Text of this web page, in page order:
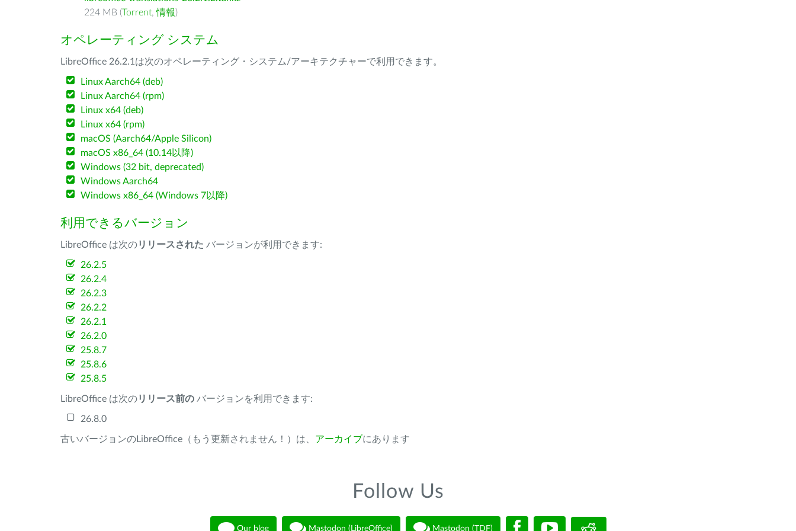
224 MB (Torrent,情報)
オペレーティング システム
LibreOffice 26.2.1は次のオペレーティング・システム/アーキテクチャーで利用できます。
Linux Aarch64 (deb)
Linux Aarch64 (rpm)
Linux x64 (deb)
Linux x64 (rpm)
macOS (Aarch64/Apple Silicon)
macOS x86_64 (10.14以降)
Windows (32 bit, deprecated)
Windows Aarch64
Windows x86_64 (Windows 7以降)
利用できるバージョン
LibreOffice は次のリリースされた バージョンが利用できます:
26.2.5
26.2.4
26.2.3
26.2.2
26.2.1
26.2.0
25.8.7
25.8.6
25.8.5
LibreOffice は次のリリース前の バージョンを利用できます:
26.8.0
古いバージョンのLibreOffice（もう更新されません！）は、 アーカイブにあります
Follow Us
Our blog Mastodon (LibreOffice) Mastodon (TDF)